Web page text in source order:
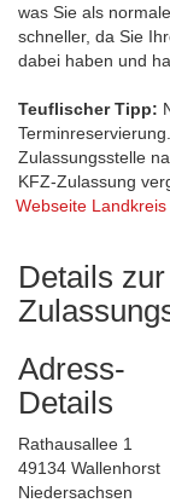
was Sie als
schneller, da Sie
dabei haben und
Teuflischer Tipp:
Zulassungsstelle
KFZ-Zulassung
Webseite
Details
Adress-
Details
Rathausallee 1
49134 Wallenhorst
Niedersachsen